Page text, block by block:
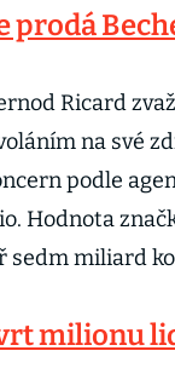
prodá
Ricard
na své
podle
Hodnota
sedm miliard
milionu